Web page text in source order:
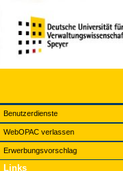
Benutzerdienste
WebOPAC verlassen
Erwerbungsvorschlag
Links